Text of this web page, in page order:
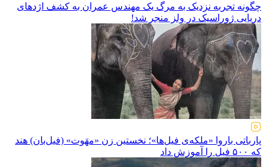
چگونه تجربه نزدیک به مرگ یک مهندس عمران به کشف اژد‌های
دریایی ژوراسیک در ولز منجر شد!
پارباتی باروا «ملکه‌ی فیل‌ها»؛ نخستین زن «مهَوت» (فیل‌بان) هند
که ۵۰۰ فیل را آموزش داد